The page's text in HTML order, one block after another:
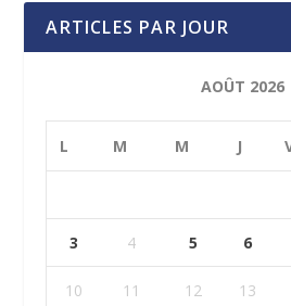
ARTICLES PAR JOUR
AOÛT 2026
L M M J
3 4 5 6
10 11 12 13